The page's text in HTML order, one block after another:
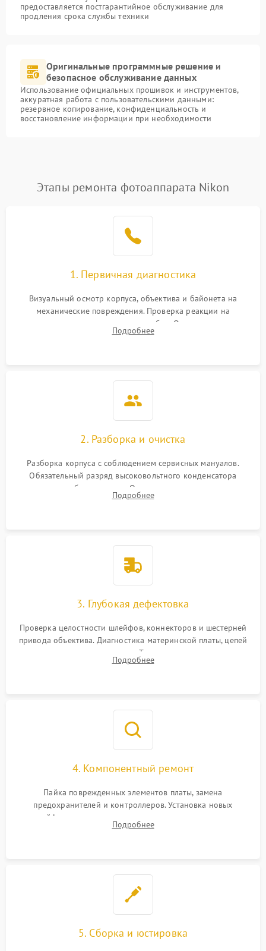
предоставляется постгарантийное обслуживание для
продления срока службы техники
Оригинальные программные решение и
безопасное обслуживание данных
Использование официальных прошивок и инструментов,
аккуратная работа с пользовательскими данными:
резервное копирование, конфиденциальность и
восстановление информации при необходимости
Этапы ремонта фотоаппарата Nikon
1. Первичная диагностика
Визуальный осмотр корпуса, объектива и байонета на
механические повреждения. Проверка реакции на
включение, считывание кодов ошибок. Оценка состояния
матрицы и затвора, проверка работы автофокуса и вспышки.
Подробнее
2. Разборка и очистка
Разборка корпуса с соблюдением сервисных мануалов.
Обязательный разряд высоковольтного конденсатора
вспышки для безопасности. Очистка внутренних узлов от
пыли, песка и следов влаги с помощью спецсредств.
Подробнее
3. Глубокая дефектовка
Проверка целостности шлейфов, коннекторов и шестерней
привода объектива. Диагностика материнской платы, цепей
питания и картоприемника. Тестирование механизма
затвора и блока внутрикамерной стабилизации.
Подробнее
4. Компонентный ремонт
Пайка поврежденных элементов платы, замена
предохранителей и контроллеров. Установка новых
шлейфов, дисплея, механизма затвора или двигателя
автофокуса. Восстановление геометрии тубуса объектива
Подробнее
5. Сборка и юстировка